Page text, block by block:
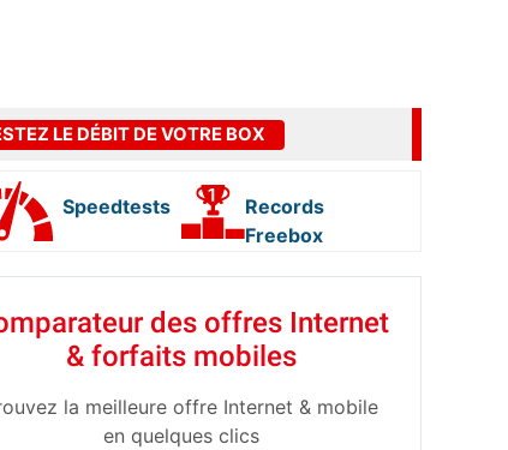
LE DÉBIT DE VOTRE BOX
Speedtests
Records
Freebox
des offres Internet
& forfaits mobiles
la meilleure offre Internet & mobile
en quelques clics